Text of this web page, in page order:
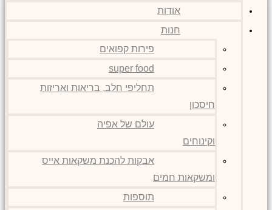
אודות
חנות
פירות קפואים
super food
תחליפי חלב, בריאות ואריזות
חיסכון
עולם של אפיה
וקינוחים
אבקות להכנת משקאות אייס
ומשקאות חמים
תוספות